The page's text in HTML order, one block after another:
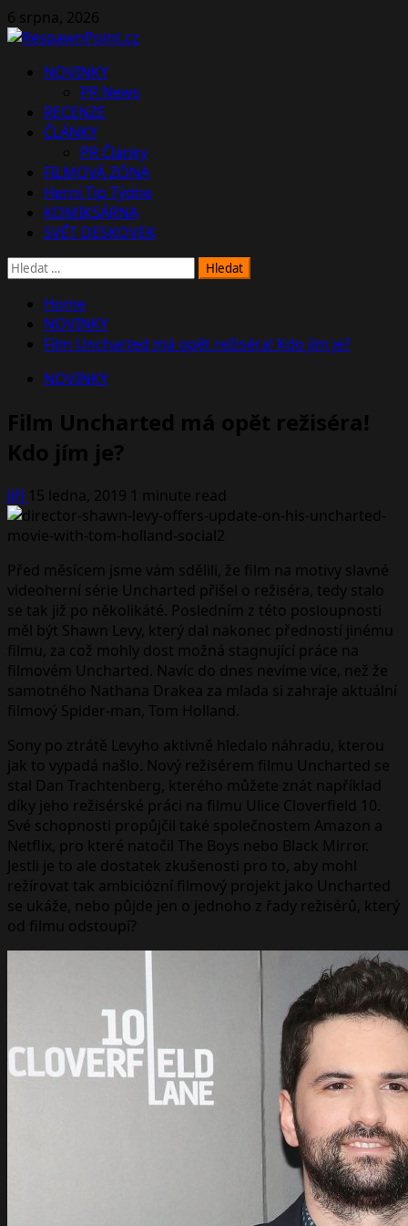
Skip
to
6 srpna, 2026
PrimaryNOVINKY
PR News
RECENZE
ČLÁNKY
PR Články
FILMOVÁ ZÓNA
Herní Tip Týdne
KOMIKSÁRNA
SVĚT DESKOVEK
Vyhledávání
Home
NOVINKY
Film Uncharted má opět režiséra! Kdo jím je?
NOVINKY
Film Uncharted má opět režiséra!
Kdo jím je?
Jiří 15 ledna, 2019 1 minute read
Před měsícem jsme vám sdělili, že film na motivy slavné
videoherní série Uncharted přišel o režiséra, tedy stalo
se tak již po několikáté. Posledním z této posloupnosti
měl být Shawn Levy, který dal nakonec předností jinému
filmu, za což mohly dost možná stagnující práce na
filmovém Uncharted. Navíc do dnes nevíme více, než že
samotného Nathana Drakea za mlada si zahraje aktuální
filmový Spider-man, Tom Holland.
Sony po ztrátě Levyho aktivně hledalo náhradu, kterou
jak to vypadá našlo. Nový režisérem filmu Uncharted se
stal Dan Trachtenberg, kterého můžete znát například
díky jeho režisérské práci na filmu Ulice Cloverfield 10.
Své schopnosti propůjčil také společnostem Amazon a
Netflix, pro které natočil The Boys nebo Black Mirror.
Jestli je to ale dostatek zkušenosti pro to, aby mohl
režírovat tak ambiciózní filmový projekt jako Uncharted
se ukáže, nebo půjde jen o jednoho z řady režisérů, který
od filmu odstoupí?